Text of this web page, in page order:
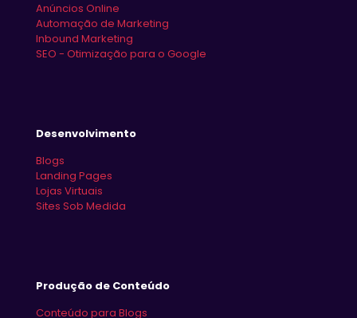
Anúncios Online
Automação de Marketing
Inbound Marketing
SEO - Otimização para o Google
Desenvolvimento
Blogs
Landing Pages
Lojas Virtuais
Sites Sob Medida
Produção de Conteúdo
Conteúdo para Blogs